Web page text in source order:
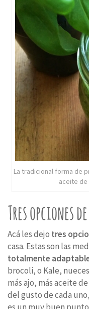
La tradicional forma de
aceite de
Tres opciones
Acá les dejo tres
casa. Estas son las
totalmente
brocoli, o Kale,
más ajo, más aceite
del gusto de cada
es un muy buen